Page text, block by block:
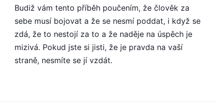
Budiž vám tento příběh poučením, že člověk za
sebe musí bojovat a že se nesmí poddat, i když se
zdá, že to nestojí za to a že naděje na úspěch je
mizivá. Pokud jste si jisti, že je pravda na vaší
straně, nesmíte se jí vzdát.